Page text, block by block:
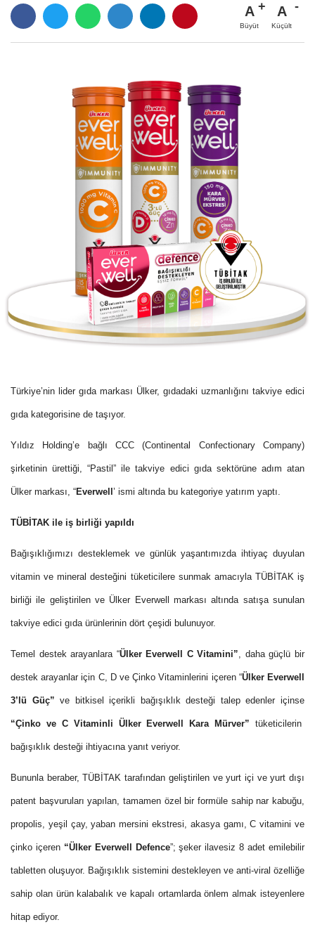
A
Büyüt
A
Küçült
Türkiye’nin lider gıda markası Ülker, gıdadaki uzmanlığını takviye edici
gıda kategorisine de taşıyor.
Yıldız Holding’e bağlı CCC (Continental Confectionary Company)
şirketinin ürettiği, “Pastil” ile takviye edici gıda sektörüne adım atan
Ülker markası, “Everwell ’ ismi altında bu kategoriye yatırım yaptı.
TÜBİTAK ile iş birliği yapıldı
Bağışıklığımızı desteklemek ve günlük yaşantımızda ihtiyaç duyulan
vitamin ve mineral desteğini tüketicilere sunmak amacıyla TÜBİTAK iş
birliği ile geliştirilen ve Ülker Everwell markası altında satışa sunulan
takviye edici gıda ürünlerinin dört çeşidi bulunuyor.
Temel destek arayanlara “Ülker Everwell C Vitamini”, daha güçlü bir
destek arayanlar için C, D ve Çinko Vitaminlerini içeren “Ülker Everwell
3’lü Güç” ve bitkisel içerikli bağışıklık desteği talep edenler içinse
“Çinko ve C Vitaminli Ülker Everwell Kara Mürver”tüketicilerin
bağışıklık desteği ihtiyacına yanıt veriyor.
Bununla beraber, TÜBİTAK tarafından geliştirilen ve yurt içi ve yurt dışı
patent başvuruları yapılan, tamamen özel bir formüle sahip nar kabuğu,
propolis, yeşil çay, yaban mersini ekstresi, akasya gamı, C vitamini ve
çinko içeren “Ülker Everwell Defence”; şeker ilavesiz 8 adet emilebilir
tabletten oluşuyor. Bağışıklık sistemini destekleyen ve anti-viral özelliğe
sahip olan ürün kalabalık ve kapalı ortamlarda önlem almak isteyenlere
hitap ediyor.